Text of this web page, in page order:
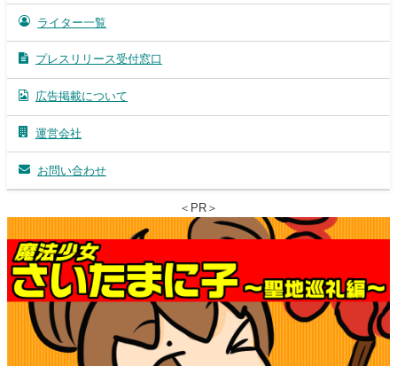
ライター一覧
プレスリリース受付窓口
広告掲載について
運営会社
お問い合わせ
＜PR＞